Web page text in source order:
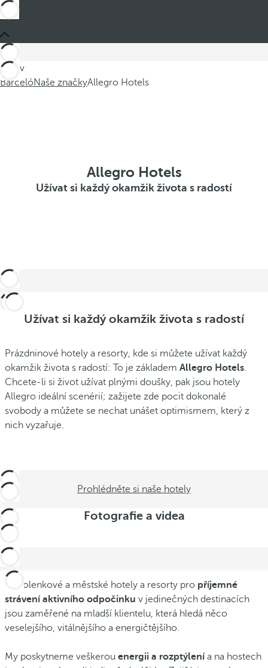
Jste v
BarcelóNaše značkyAllegro Hotels
Allegro Hotels
Užívat si každý okamžik života s radostí
Užívat si každý okamžik života s radostí
Prázdninové hotely a resorty, kde si můžete užívat každý
okamžik života s radostí: To je základem Allegro Hotels.
Chcete-li si život užívat plnými doušky, pak jsou hotely
Allegro ideální scenérií; zažijete zde pocit dokonalé
svobody a můžete se nechat unášet optimismem, který z
nich vyzařuje.
Prohlédněte si naše hotely
Fotografie a videa
Dovolenkové a městské hotely a resorty pro příjemné
strávení aktivního odpočinku v jedinečných destinacích
jsou zaměřené na mladší klientelu, která hledá něco
veselejšího, vitálnějšího a energičtějšího.
My poskytneme veškerou energii a rozptýlenía na hostech